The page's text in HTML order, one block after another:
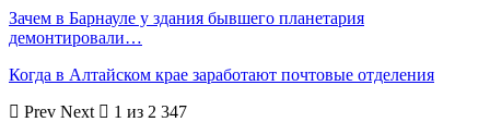
Зачем в Барнауле у здания бывшего планетария
демонтировали…
Когда в Алтайском крае заработают почтовые отделения
Prev Next
1 из 2 347